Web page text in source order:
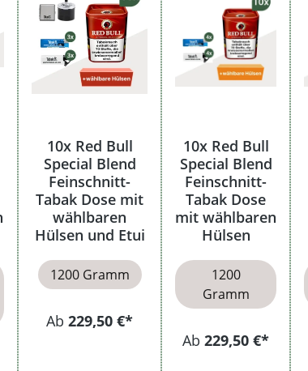
10x Red Bull
Special Blend
Feinschnitt-
Tabak Dose mit
wählbaren
Hülsen und Etui
1200 Gramm
Ab229,50 €*
10x Red Bull
Special Blend
Feinschnitt-
Tabak Dose
mit wählbaren
Hülsen
1200
Gramm
Ab229,50 €*